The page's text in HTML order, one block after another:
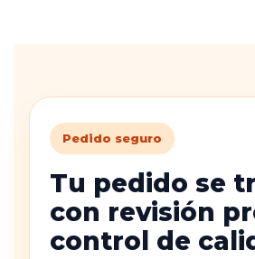
Pedido seguro
Tu pedido se
con revisión
control de